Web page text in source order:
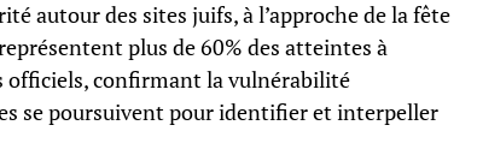
autour des sites juifs, à l’approche de la fête
plus de 60% des atteintes à
officiels, confirmant la vulnérabilité
se poursuivent pour identifier et interpeller